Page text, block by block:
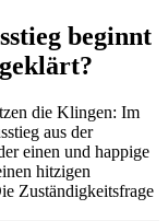
beginnt
die Klingen: Im
aus der
einen und happige
hitzigen
Zuständigkeitsfrage